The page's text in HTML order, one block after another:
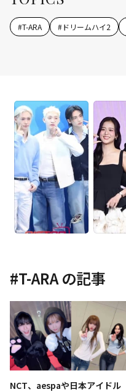
#T-ARA #ドリームハイ2
#T-ARAの記事
NCT、aespaや日本アイドル